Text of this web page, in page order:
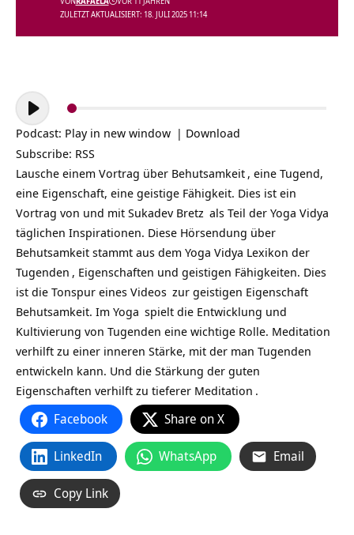
ZULETZT AKTUALISIERT: 18. JULI 2025 11:14
Audio-
Player
Podcast: Play in new window | Download
Subscribe: RSS
Lausche einem Vortrag über Behutsamkeit , eine Tugend,
eine Eigenschaft, eine geistige Fähigkeit. Dies ist ein
Vortrag von und mit Sukadev Bretz als Teil der Yoga Vidya
täglichen Inspirationen. Diese Hörsendung über
Behutsamkeit stammt aus dem Yoga Vidya Lexikon der
Tugenden , Eigenschaften und geistigen Fähigkeiten. Dies
ist die Tonspur eines Videos zur geistigen Eigenschaft
Behutsamkeit. Im Yoga spielt die Entwicklung und
Kultivierung von Tugenden eine wichtige Rolle. Meditation
verhilft zu einer inneren Stärke, mit der man Tugenden
entwickeln kann. Und die Stärkung der guten
Eigenschaften verhilft zu tieferer Meditation .
Facebook Share on X
LinkedIn WhatsApp Email
Copy Link